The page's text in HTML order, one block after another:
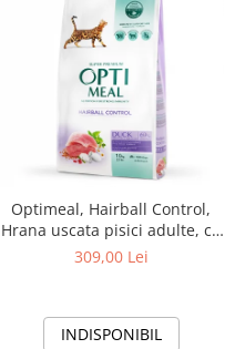
Optimeal, Hairball Control,
Hrana uscata pisici adulte, cu
Rata, 10kg
309,00 Lei
INDISPONIBIL